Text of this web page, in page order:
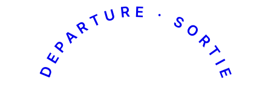
DEPARTURE · SORTIE